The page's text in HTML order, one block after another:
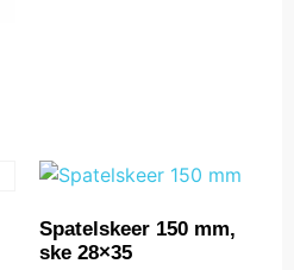
Spatelskeer 150 mm,
ske 28×35